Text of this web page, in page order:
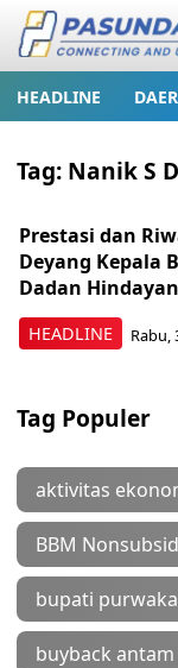
HEADLINE
Tag: Nanik S
HEADLINE
Prestasi dan
Deyang Kepala
Dadan
Rabu,
Tag Populer
aktivitas
BBM
bupati
buyback